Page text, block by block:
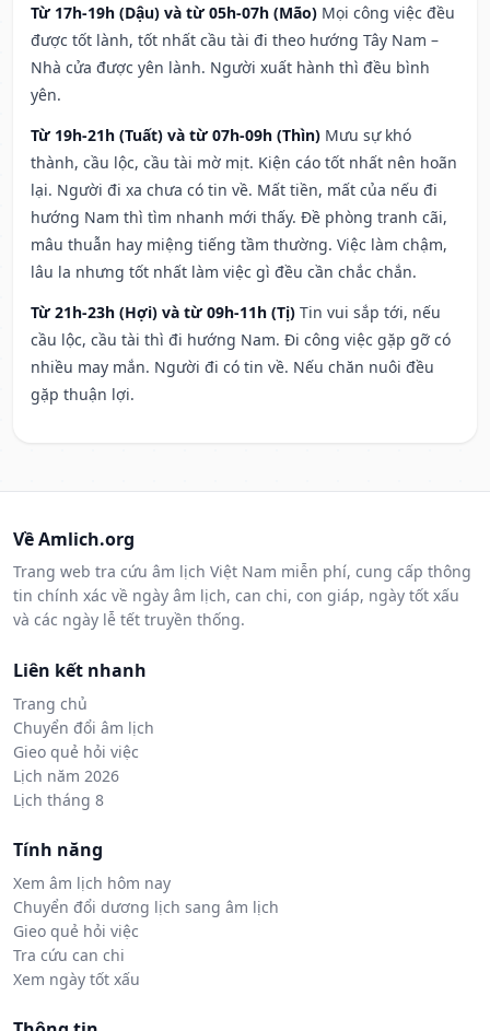
Từ 17h-19h (Dậu) và từ 05h-07h (Mão) Mọi công việc đều
được tốt lành, tốt nhất cầu tài đi theo hướng Tây Nam –
Nhà cửa được yên lành. Người xuất hành thì đều bình
yên.
Từ 19h-21h (Tuất) và từ 07h-09h (Thìn) Mưu sự khó
thành, cầu lộc, cầu tài mờ mịt. Kiện cáo tốt nhất nên hoãn
lại. Người đi xa chưa có tin về. Mất tiền, mất của nếu đi
hướng Nam thì tìm nhanh mới thấy. Đề phòng tranh cãi,
mâu thuẫn hay miệng tiếng tầm thường. Việc làm chậm,
lâu la nhưng tốt nhất làm việc gì đều cần chắc chắn.
Từ 21h-23h (Hợi) và từ 09h-11h (Tị) Tin vui sắp tới, nếu
cầu lộc, cầu tài thì đi hướng Nam. Đi công việc gặp gỡ có
nhiều may mắn. Người đi có tin về. Nếu chăn nuôi đều
gặp thuận lợi.
Về Amlich.org
Trang web tra cứu âm lịch Việt Nam miễn phí, cung cấp thông
tin chính xác về ngày âm lịch, can chi, con giáp, ngày tốt xấu
và các ngày lễ tết truyền thống.
Liên kết nhanh
Trang chủ
Chuyển đổi âm lịch
Gieo quẻ hỏi việc
Lịch năm 2026
Lịch tháng 8
Tính năng
Xem âm lịch hôm nay
Chuyển đổi dương lịch sang âm lịch
Gieo quẻ hỏi việc
Tra cứu can chi
Xem ngày tốt xấu